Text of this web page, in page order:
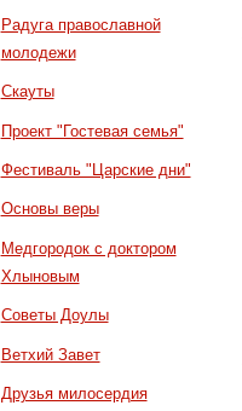
Радуга православной
молодежи
Скауты
Проект "Гостевая семья"
Фестиваль "Царские дни"
Основы веры
Медгородок с доктором
Хлыновым
Советы Доулы
Ветхий Завет
Друзья милосердия